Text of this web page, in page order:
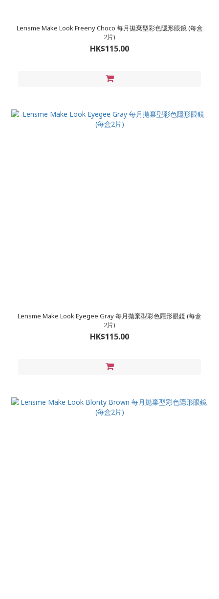
Lensme Make Look Freeny Choco 每月拋棄型彩色隱形眼鏡 (每盒
2片)
HK$115.00
Lensme Make Look Eyegee Gray 每月拋棄型彩色隱形眼鏡 (每盒
2片)
HK$115.00